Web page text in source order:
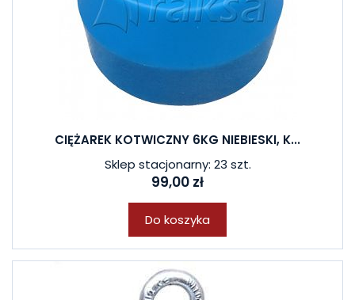
CIĘŻAREK KOTWICZNY 6KG NIEBIESKI, K...
Sklep stacjonarny: 23 szt.
99,00 zł
Do koszyka